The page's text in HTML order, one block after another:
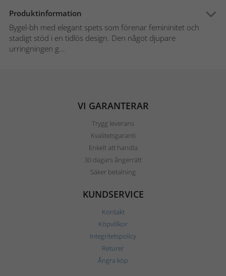
Produktinformation
Bygel-bh med elegant spets som förenar femininitet och
stadigt stöd i en tidlös design. Den något djupare
urringningen g...
VI GARANTERAR
Trygg leverans
Kvalitetsgaranti
Enkelt att handla
30 dagars ångerrätt
Säker betalning
KUNDSERVICE
Kontakt
Köpvillkor
Integritetspolicy
Returer
Ångra köp